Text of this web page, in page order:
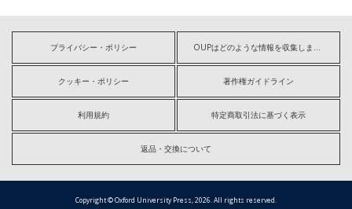
プライバシー・ポリシー OUPはどのような情報を収集しますか?
クッキー・ポリシー 著作権ガイドライン
利用規約 特定商取引法に基づく表示
返品・交換について
Copyright © Oxford University Press, 2026. All rights reserved.